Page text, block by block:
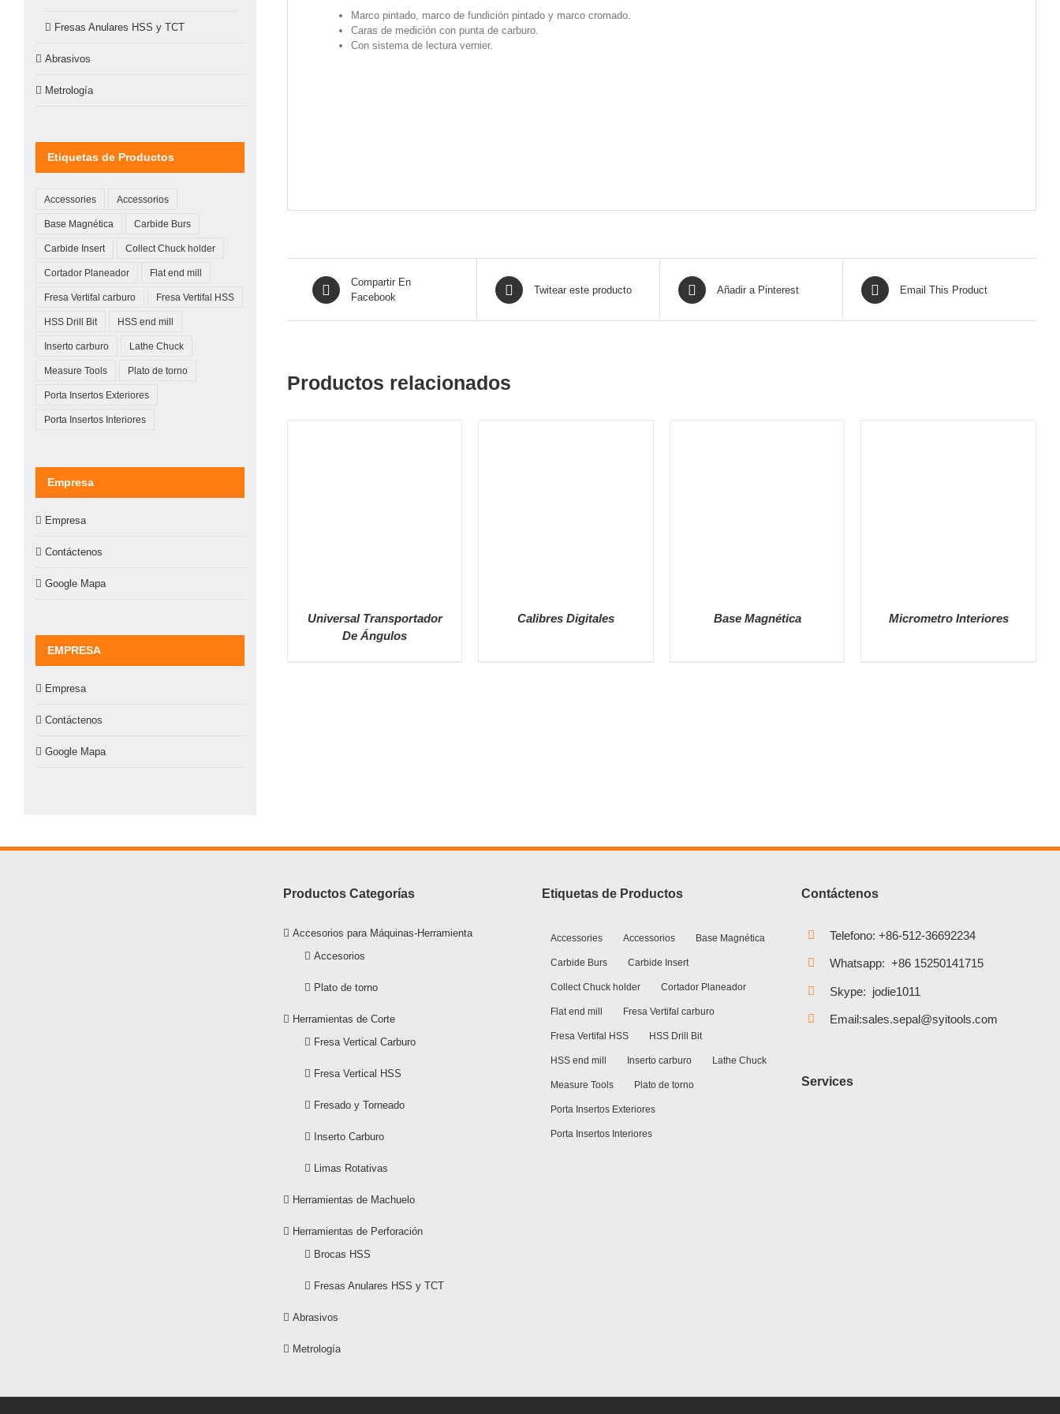
Marco pintado, marco de fundición pintado y marco cromado.
Caras de medición con punta de carburo.
Con sistema de lectura vernier.
Compartir En
Facebook
Twitear este producto Añadir a Pinterest Email This Product
Productos relacionados
Universal Transportador
De Ángulos
Calibres Digitales Base Magnética Micrometro Interiores
Fresas Anulares HSS y TCT
Abrasivos
Metrología
Etiquetas de Productos
Accessories Accessorios
Base Magnética Carbide Burs
Carbide Insert Collect Chuck holder
Cortador Planeador Flat end mill
Fresa Vertifal carburo Fresa Vertifal HSS
HSS Drill Bit HSS end mill
Inserto carburo Lathe Chuck
Measure Tools Plato de torno
Porta Insertos Exteriores
Porta Insertos Interiores
Empresa
Empresa
Contáctenos
Google Mapa
EMPRESA
Empresa
Contáctenos
Google Mapa
Productos Categorías
Accesorios para Máquinas-Herramienta
Accesorios
Plato de torno
Herramientas de Corte
Fresa Vertical Carburo
Fresa Vertical HSS
Fresado y Torneado
Inserto Carburo
Limas Rotativas
Herramientas de Machuelo
Herramientas de Perforación
Brocas HSS
Fresas Anulares HSS y TCT
Abrasivos
Metrología
Etiquetas de Productos
Accessories Accessorios Base Magnética
Carbide Burs Carbide Insert
Collect Chuck holder Cortador Planeador
Flat end mill Fresa Vertifal carburo
Fresa Vertifal HSS HSS Drill Bit
HSS end mill Inserto carburo Lathe Chuck
Measure Tools Plato de torno
Porta Insertos Exteriores
Porta Insertos Interiores
Contáctenos
Telefono: +86-512-36692234
Whatsapp: +86 15250141715
Skype: jodie1011
Email:sales.sepal@syitools.com
Services